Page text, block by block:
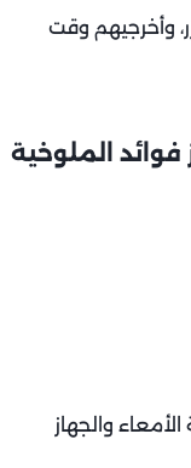
وأخرجيهم وقت
الملوخية
والجهاز